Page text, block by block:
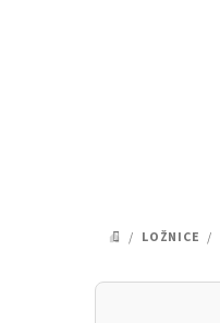
DOMŮ
/ LOŽNICE /
P